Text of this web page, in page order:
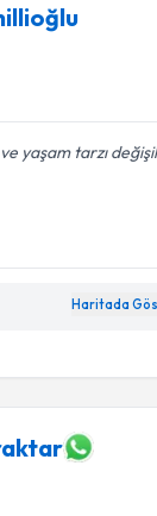
yaşam tarzı
Haritada